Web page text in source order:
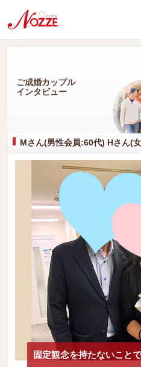
ご成婚カップル
インタビュー
Mさん(男性会員:60代) Hさん(
固定観念を持たないこと